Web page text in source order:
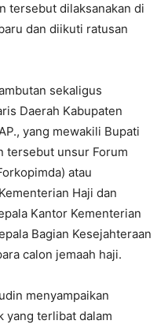
tersebut dilaksanakan di
dan diikuti ratusan
sekaligus
Daerah Kabupaten
yang mewakili Bupati
tersebut unsur Forum
atau
Haji dan
Kantor Kementerian
Bagian Kesejahteraan
calon jemaah haji.
menyampaikan
yang terlibat dalam